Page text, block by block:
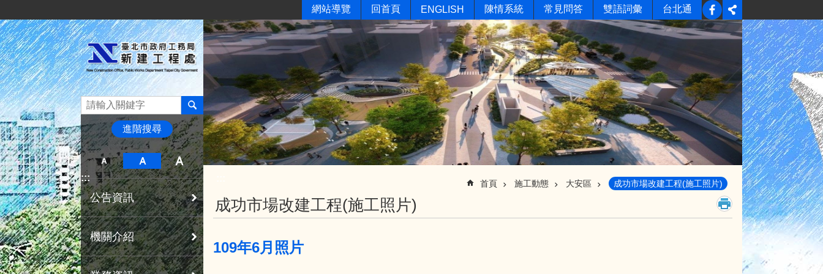
網站導覽 回首頁 ENGLISH 陳情系統 常見問答 雙語詞彙 台北通
進階搜尋
:::
公告資訊
機關介紹
首頁 施工動態 大安區 成功市場改建工程(施工照片)
成功市場改建工程(施工照片)
109年6月照片